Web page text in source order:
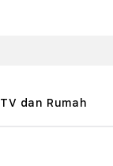
TV dan Rumah